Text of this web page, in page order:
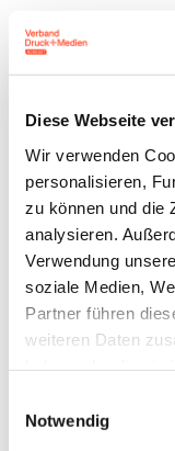
Diese Webseite
Wir verwenden
personalisieren,
zu können und die
analysieren.
Verwendung
soziale Medien,
Partner führen
weiteren Daten
Notwendig
.
i
e
Z
e
i
t
s
c
r